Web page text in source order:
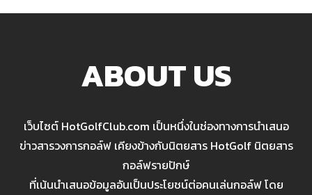
ABOUT US
เว็บไซต์ HotGolfClub.com เป็นหนึ่งในช่องทางการนำเสนอ
ข่าวสารวงการกอล์ฟ เคียงข้างกับนิตยสาร HotGolf นิตยสาร
กอล์ฟรายปักษ์
ที่เน้นนำเสนอข้อมูลอันเป็นประโยชน์ต่อคนเล่นกอล์ฟ โดย